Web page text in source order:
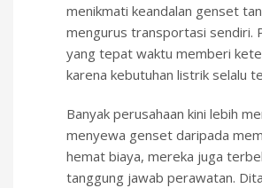
menikmati keandalan genset
mengurus transportasi sendiri.
yang tepat waktu memberi
karena kebutuhan listrik selalu
Banyak perusahaan kini lebih
menyewa genset daripada
hemat biaya, mereka juga
tanggung jawab perawatan.